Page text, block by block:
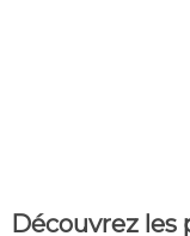
Découvrez